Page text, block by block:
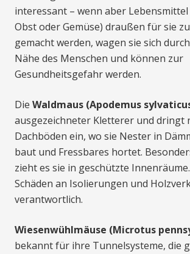
interessant – wenn aber Lebensmittel
Obst oder Gemüse) draußen für sie
gemacht werden, wagen sie sich
Nähe des Menschen und können zur
Gesundheitsgefahr werden.
Die Waldmaus (Apodemus
ausgezeichneter Kletterer und dringt
Dachböden ein, wo sie Nester in
baut und Fressbares hortet.
zieht es sie in geschützte
Schäden an Isolierungen und
verantwortlich.
Wiesenwühlmäuse (Microtus
bekannt für ihre Tunnelsysteme, die